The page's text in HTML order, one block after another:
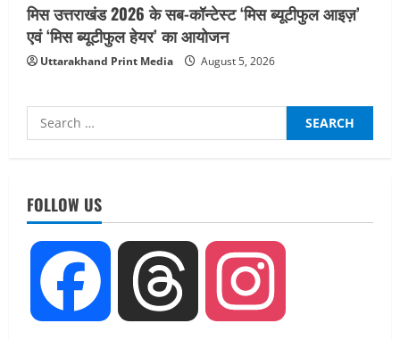
मिस उत्तराखंड 2026 के सब-कॉन्टेस्ट ‘मिस ब्यूटीफुल आइज़’
एवं ‘मिस ब्यूटीफुल हेयर’ का आयोजन
Uttarakhand Print Media August 5, 2026
Search
for:
FOLLOW US
Facebook Threads
UTTARAKHAND NEWS
तीलू रौतेली पुरस्कार के लिए 13 वीरांगनाओं का
चयन : रेखा आर्या